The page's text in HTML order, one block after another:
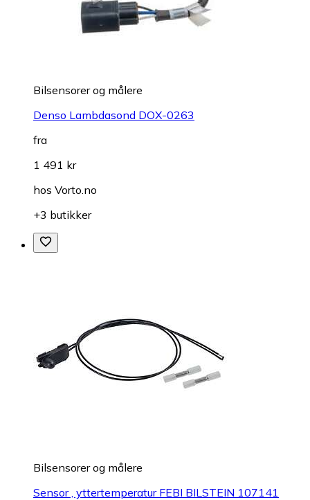
Bilsensorer og målere
Denso Lambdasond DOX-0263
fra
1 491 kr
hos Vorto.no
+3 butikker
Bilsensorer og målere
Sensor , yttertemperatur FEBI BILSTEIN 107141